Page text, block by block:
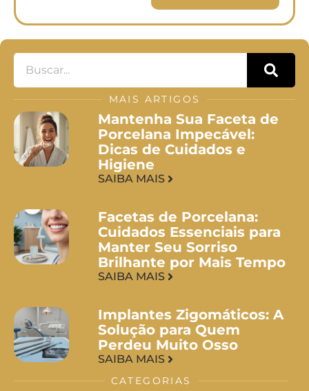
MAIS ARTIGOS
Mantenha Sua Faceta de
Porcelana Impecável:
Dicas de Cuidados e
Higiene
SAIBA MAIS
Facetas de Porcelana:
Cuidados Essenciais para
Manter Seu Sorriso
Brilhante por Mais Tempo
SAIBA MAIS
Implantes Zigomáticos: A
Solução para Quem
Perdeu Muito Osso
SAIBA MAIS
CATEGORIAS